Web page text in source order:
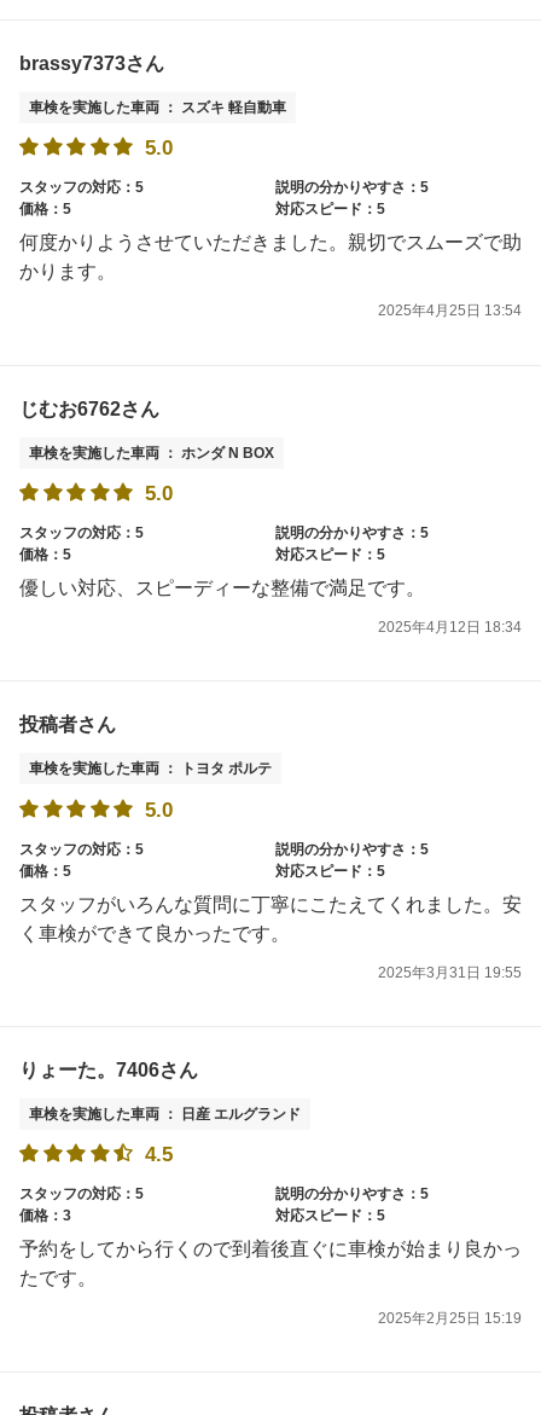
brassy7373さん
車検を実施した車両 ： スズキ 軽自動車
5.0
スタッフの対応：5
説明の分かりやすさ：5
価格：5
対応スピード：5
何度かりようさせていただきました。親切でスムーズで助
かります。
2025年4月25日 13:54
じむお6762さん
車検を実施した車両 ： ホンダ N BOX
5.0
スタッフの対応：5
説明の分かりやすさ：5
価格：5
対応スピード：5
優しい対応、スピーディーな整備で満足です。
2025年4月12日 18:34
投稿者さん
車検を実施した車両 ： トヨタ ポルテ
5.0
スタッフの対応：5
説明の分かりやすさ：5
価格：5
対応スピード：5
スタッフがいろんな質問に丁寧にこたえてくれました。安
く車検ができて良かったです。
2025年3月31日 19:55
りょーた。7406さん
車検を実施した車両 ： 日産 エルグランド
4.5
スタッフの対応：5
説明の分かりやすさ：5
価格：3
対応スピード：5
予約をしてから行くので到着後直ぐに車検が始まり良かっ
たです。
2025年2月25日 15:19